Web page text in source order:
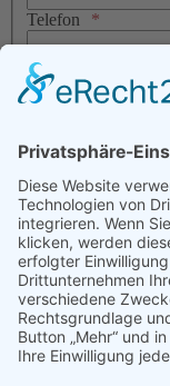
Telefon
E-Mail
Nachricht
Ich stimme zu, dass
Bearbeitung meiner
Daten werden nach
Ihre Einwilligung
Mail-Adresse ist vor
JavaScript
zum Umgang mit
Datenschutzerklärung.